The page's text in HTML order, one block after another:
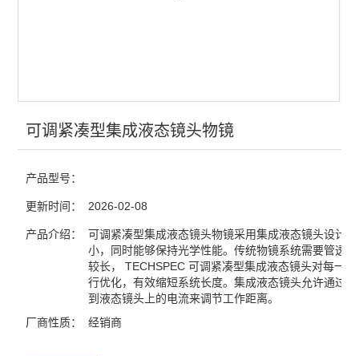
可调紧凑型集成液态镜头物镜
产品型号：
更新时间： 2026-02-08
产品介绍：
可调紧凑型集成液态镜头物镜采用集成液态镜头设计
小，同时能够保持光学性能。传统物镜系统需要管透
较长， TECHSPEC 可调紧凑型集成液态镜头对每一
行优化，有效缩短系统长度。集成液态镜头允许通过
到液态镜头上的电流来调节工作距离。
厂商性质：
经销商